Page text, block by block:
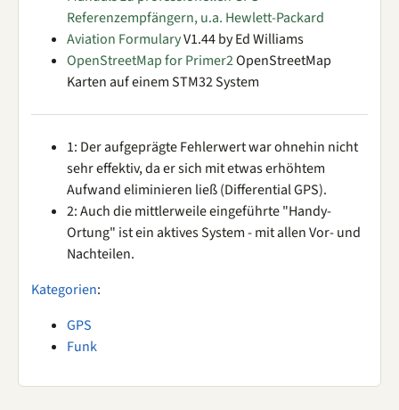
Referenzempfängern, u.a. Hewlett-Packard
Aviation FormularyV1.44 by Ed Williams
OpenStreetMap for Primer2OpenStreetMap
Karten auf einem STM32 System
1: Der aufgeprägte Fehlerwert war ohnehin nicht
sehr effektiv, da er sich mit etwas erhöhtem
Aufwand eliminieren ließ (Differential GPS).
2: Auch die mittlerweile eingeführte "Handy-
Ortung" ist ein aktives System - mit allen Vor- und
Nachteilen.
Kategorien:
GPS
Funk